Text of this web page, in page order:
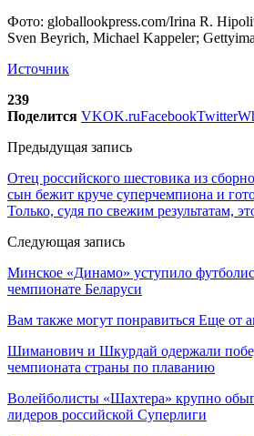
Фото: globallookpress.com/Irina R.
Sven Beyrich, Michael Kappeler;
Источник
239
Поделится VKOK.ruFacebookTwitter
Предыдущая запись
Отец российского шестовика из
сын бежит круче суперчемпиона и
Только, судя по свежим результатам,
Следующая запись
Минское «Динамо» уступило
чемпионате Беларуси
Вам также могут понравиться Еще от
Шиманович и Шкурдай одержали
чемпионата страны по плаванию
Волейболисты «Шахтера» крупно
лидеров российской Суперлиги